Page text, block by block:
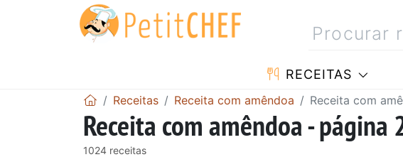
RECEITAS
Receitas Receita com amêndoa Receita com
Receita com amêndoa - página
1024 receitas